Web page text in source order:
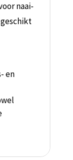
naai-
en